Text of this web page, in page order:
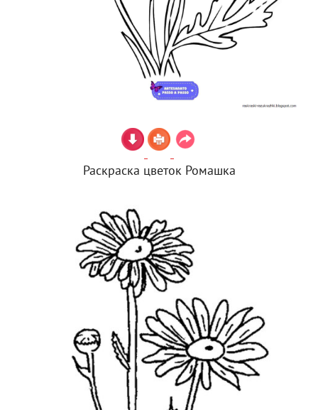
Раскраска цветок Ромашка